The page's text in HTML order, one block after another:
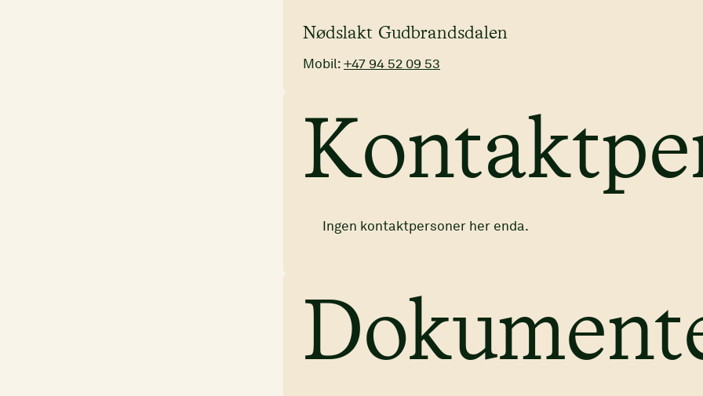
Nødslakt Gudbrandsdalen
Mobil: +47 94 52 09 53
Ingen kontaktpersoner her enda.